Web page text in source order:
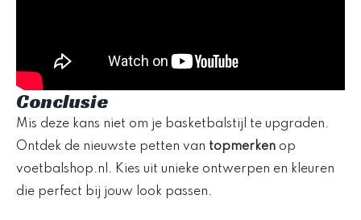
Conclusie
Mis deze kans niet om je basketbalstijl te upgraden.
Ontdek de nieuwste petten van topmerken op
voetbalshop.nl. Kies uit unieke ontwerpen en kleuren
die perfect bij jouw look passen.